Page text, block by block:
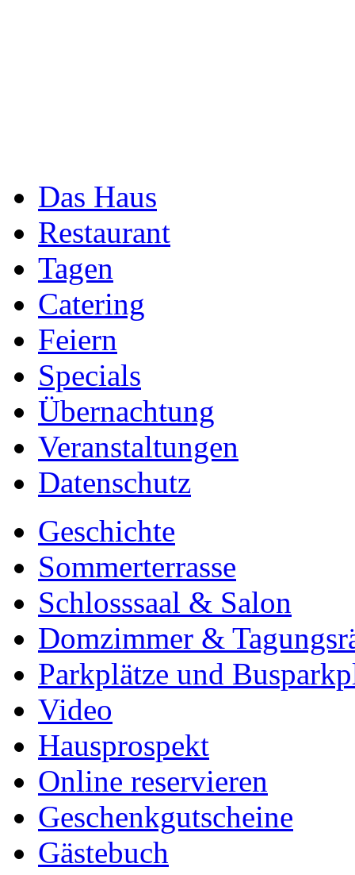
Das Haus
Restaurant
Tagen
Catering
Feiern
Specials
Übernachtung
Veranstaltungen
Datenschutz
Geschichte
Sommerterrasse
Schlosssaal & Salon
Domzimmer &
Parkplätze und
Video
Hausprospekt
Online reservieren
Geschenkgutscheine
Gästebuch